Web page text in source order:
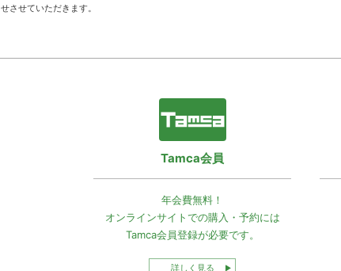
せさせていただきます。
Tamca会員
年会費無料！
オンラインサイトでの購入・予約には
Tamca会員登録が必要です。
詳しく見る